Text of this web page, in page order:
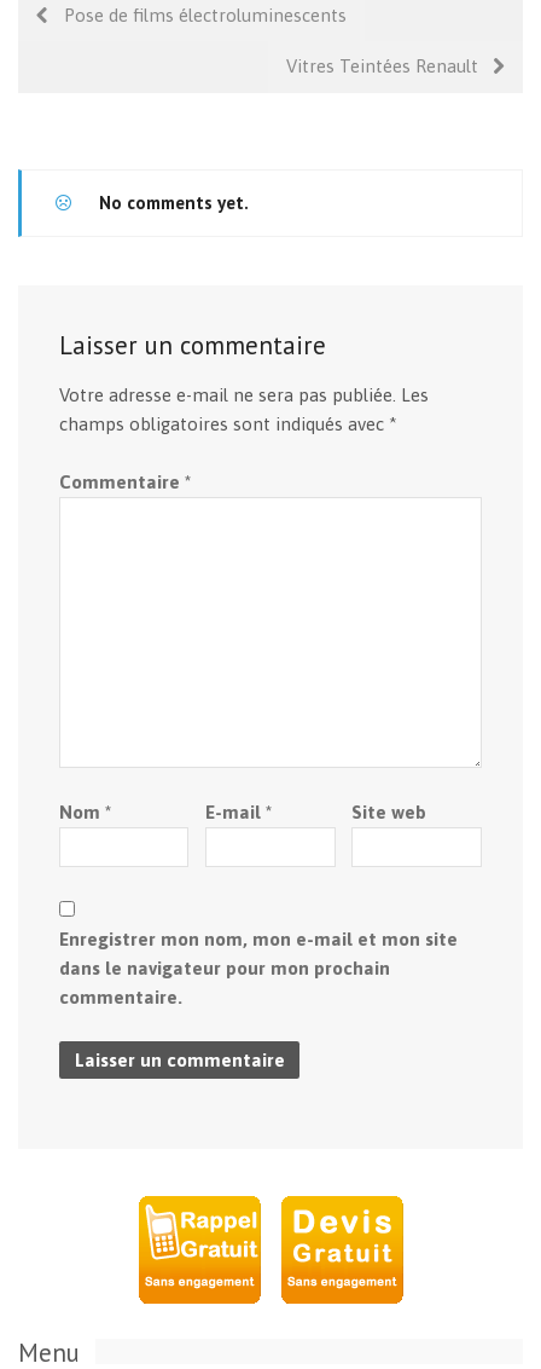
Pose de films électroluminescents
Vitres Teintées Renault
No comments yet.
Laisser un commentaire
Votre adresse e-mail ne sera pas publiée. Les
champs obligatoires sont indiqués avec *
Commentaire *
Nom * E-mail * Site web
Enregistrer mon nom, mon e-mail et mon site
dans le navigateur pour mon prochain
commentaire.
Menu